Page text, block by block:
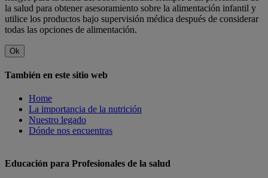
la salud para obtener asesoramiento sobre la alimentación infantil y
utilice los productos bajo supervisión médica después de considerar
todas las opciones de alimentación.
Ok
También en este sitio web
Home
La importancia de la nutrición
Nuestro legado
Dónde nos encuentras
Educación para Profesionales de la salud